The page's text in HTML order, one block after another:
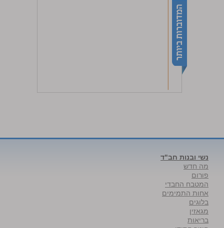
נשי ובנות חב"ד
מה חדש
פורום
המטבח החבדי
אחות התמימים
בלוגים
מגאזין
בריאות